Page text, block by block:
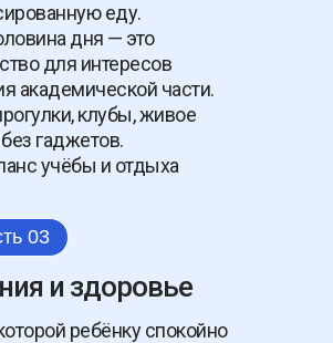
еду.
дня — это
для интересов
академической части.
клубы, живое
гаджетов.
учёбы и отдыха
ребёнку спокойно
и здоровье
03